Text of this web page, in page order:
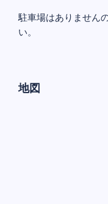
駐車場はありません
い。
地図